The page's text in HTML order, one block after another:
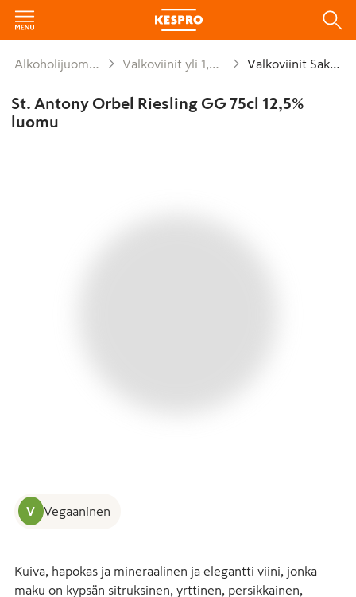
Alkoholijuomat Valkoviinit yli 1,2% Valkoviinit Saksa
St. Antony Orbel Riesling GG 75cl 12,5%
luomu
V Vegaaninen
Kuiva, hapokas ja mineraalinen ja elegantti viini, jonka
maku on kypsän sitruksinen, yrttinen, persikkainen,